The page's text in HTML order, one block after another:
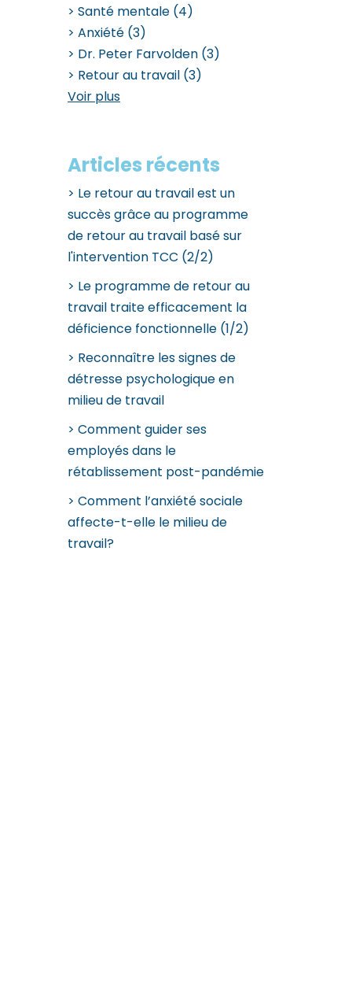
Santé mentale (4)
Anxiété (3)
Dr. Peter Farvolden (3)
Retour au travail (3)
Voir plus
Articles récents
Le retour au travail est un
succès grâce au programme
de retour au travail basé sur
l'intervention TCC (2/2)
Le programme de retour au
travail traite efficacement la
déficience fonctionnelle (1/2)
Reconnaître les signes de
détresse psychologique en
milieu de travail
Comment guider ses
employés dans le
rétablissement post-pandémie
Comment l’anxiété sociale
affecte-t-elle le milieu de
travail?